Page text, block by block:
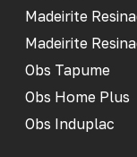
Madeirite
Madeirite
Obs Tapume
Obs Home Plus
Obs Induplac